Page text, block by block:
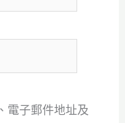
電子郵件地址及